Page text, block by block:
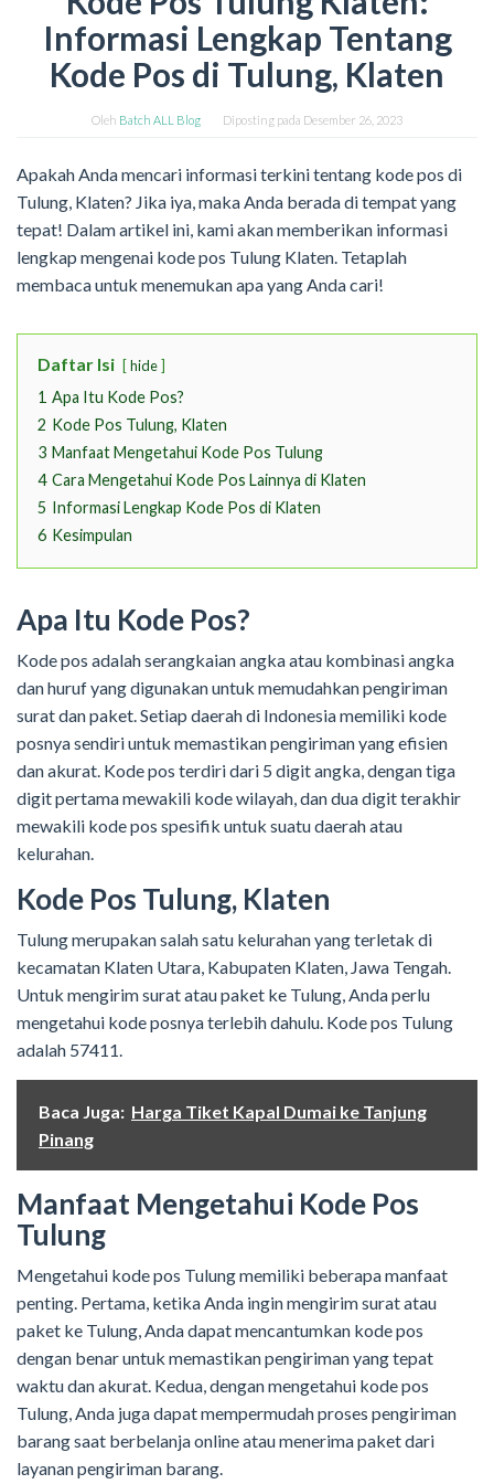
Informasi Lengkap Tentang
Kode Pos di Tulung, Klaten
Oleh Batch ALL Blog Diposting pada Desember 26, 2023
Apakah Anda mencari informasi terkini tentang kode pos di
Tulung, Klaten? Jika iya, maka Anda berada di tempat yang
tepat! Dalam artikel ini, kami akan memberikan informasi
lengkap mengenai kode pos Tulung Klaten. Tetaplah
membaca untuk menemukan apa yang Anda cari!
Daftar Isi hide
1 Apa Itu Kode Pos?
2 Kode Pos Tulung, Klaten
3 Manfaat Mengetahui Kode Pos Tulung
4 Cara Mengetahui Kode Pos Lainnya di Klaten
5 Informasi Lengkap Kode Pos di Klaten
6 Kesimpulan
Apa Itu Kode Pos?
Kode pos adalah serangkaian angka atau kombinasi angka
dan huruf yang digunakan untuk memudahkan pengiriman
surat dan paket. Setiap daerah di Indonesia memiliki kode
posnya sendiri untuk memastikan pengiriman yang efisien
dan akurat. Kode pos terdiri dari 5 digit angka, dengan tiga
digit pertama mewakili kode wilayah, dan dua digit terakhir
mewakili kode pos spesifik untuk suatu daerah atau
kelurahan.
Kode Pos Tulung, Klaten
Tulung merupakan salah satu kelurahan yang terletak di
kecamatan Klaten Utara, Kabupaten Klaten, Jawa Tengah.
Untuk mengirim surat atau paket ke Tulung, Anda perlu
mengetahui kode posnya terlebih dahulu. Kode pos Tulung
adalah 57411.
Baca Juga: Harga Tiket Kapal Dumai ke Tanjung
Pinang
Manfaat Mengetahui Kode Pos
Tulung
Mengetahui kode pos Tulung memiliki beberapa manfaat
penting. Pertama, ketika Anda ingin mengirim surat atau
paket ke Tulung, Anda dapat mencantumkan kode pos
dengan benar untuk memastikan pengiriman yang tepat
waktu dan akurat. Kedua, dengan mengetahui kode pos
Tulung, Anda juga dapat mempermudah proses pengiriman
barang saat berbelanja online atau menerima paket dari
layanan pengiriman barang.